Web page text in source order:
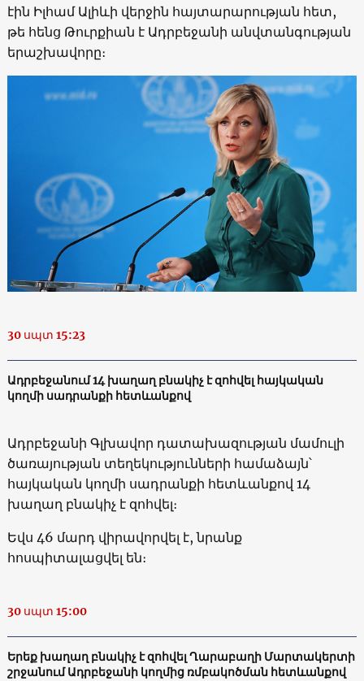
էին Իլհամ Ալիևի վերջին հայտարարության հետ,
թե հենց Թուրքիան է Ադրբեջանի անվտանգության
երաշխավորը։
30 սպտ 15:23
Ադրբեջանում 14 խաղաղ բնակիչ է զոհվել հայկական
կողմի սադրանքի հետևանքով
Ադրբեջանի Գլխավոր դատախազության մամուլի
ծառայության տեղեկությունների համաձայն՝
հայկական կողմի սադրանքի հետևանքով 14
խաղաղ բնակիչ է զոհվել։
Եվս 46 մարդ վիրավորվել է, նրանք
հոսպիտալացվել են։
30 սպտ 15:00
Երեք խաղաղ բնակիչ է զոհվել Ղարաբաղի Մարտակերտի
շրջանում Ադրբեջանի կողմից ռմբակոծման հետևանքով